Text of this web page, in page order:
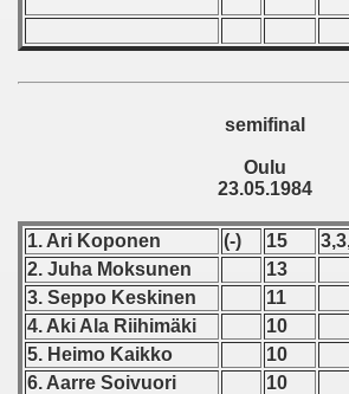
semifinal
Oulu
23.05.1984
1. Ari Koponen (-) 15
2. Juha Moksunen
13
3. Seppo Keskinen
11
4. Aki Ala Riihimäki
10
5. Heimo Kaikko
10
6. Aarre Soivuori
10
- 1970